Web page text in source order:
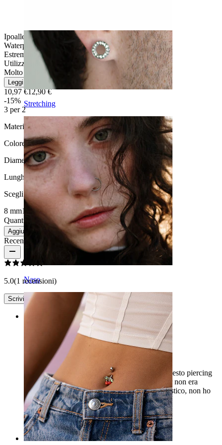
Stretching
Naso
Ipoallergenico
Waterproof
Estremamente durevole
Utilizzo quotidiano
Molto facile
Leggi di più
10,97 €12,90 €
-15%
3 per 2
Materiale:
Colore:Grigio argento
Diametro del filo:
Lunghezza
Scegli Lunghezza
8 mm10 mm12 mm
14 mm
Quantità: 1
Modifica
Aggiungi al carrello
Recensioni del prodotto
5.0(1 recensioni)
Scrivi una recensione
Rating
Avevo bisogno di una misura più grande per questo piercing
perché quello che mi era stato messo dal piercer non era
ideale. Ho ordinato quello da 14 mm ed è fantastico, non ho
più dolore.
Cristina Acquisto verificato
Tradotto dall'IA Mostra originale